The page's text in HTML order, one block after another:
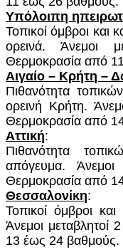
Υπόλοιπη
Τοπικοί όμβροι και
ορεινά. Άνεμοι
Θερμοκρασία από
Αιγαίο – Κρήτη –
Πιθανότητα
ορεινή Κρήτη.
Θερμοκρασία από
Αττική:
Πιθανότητα
απόγευμα.
Θερμοκρασία από
Θεσσαλονίκη:
Τοπικοί όμβροι
Άνεμοι
13 έως 24 βαθμούς.